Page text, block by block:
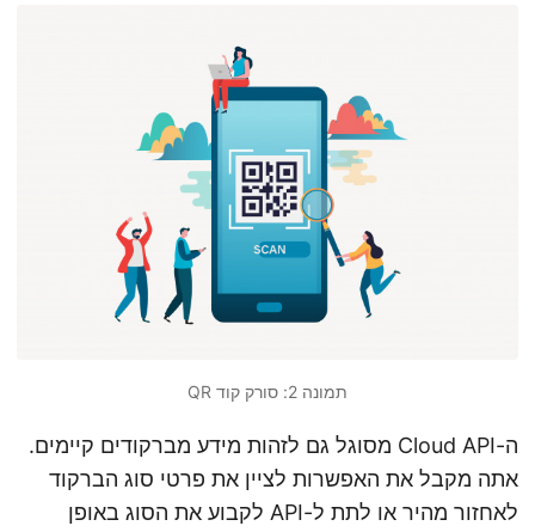
תמונה 2: סורק קוד QR
ה-Cloud API מסוגל גם לזהות מידע מברקודים קיימים.
אתה מקבל את האפשרות לציין את פרטי סוג הברקוד
לאחזור מהיר או לתת ל-API לקבוע את הסוג באופן